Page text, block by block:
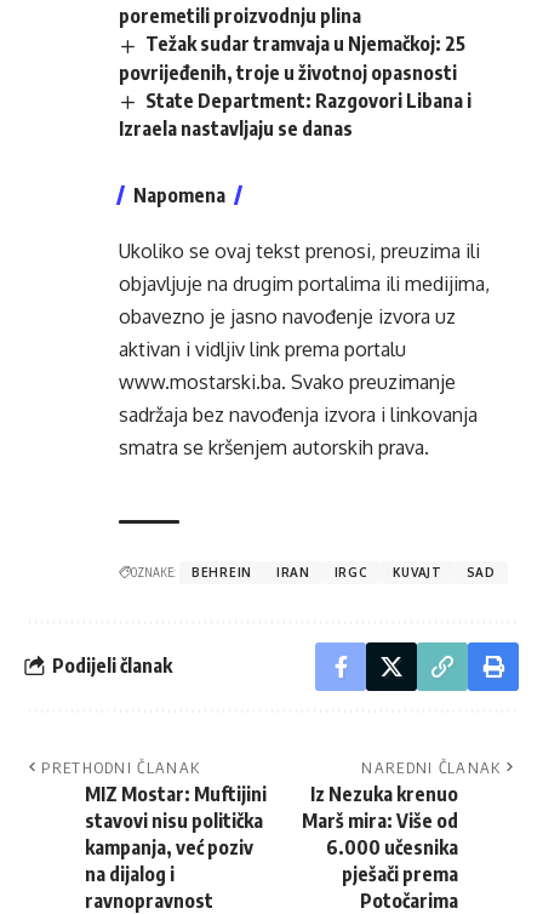
poremetili proizvodnju plina
Težak sudar tramvaja u Njemačkoj: 25
povrijeđenih, troje u životnoj opasnosti
State Department: Razgovori Libana i
Izraela nastavljaju se danas
Napomena
Ukoliko se ovaj tekst prenosi, preuzima ili
objavljuje na drugim portalima ili medijima,
obavezno je jasno navođenje izvora uz
aktivan i vidljiv link prema portalu
www.mostarski.ba. Svako preuzimanje
sadržaja bez navođenja izvora i linkovanja
smatra se kršenjem autorskih prava.
OZNAKE: BEHREIN IRAN IRGC KUVAJT SAD
Podijeli članak
PRETHODNI ČLANAK
MIZ Mostar: Muftijini
stavovi nisu politička
kampanja, već poziv
na dijalog i
ravnopravnost
NAREDNI ČLANAK
Iz Nezuka krenuo
Marš mira: Više od
6.000 učesnika
pješači prema
Potočarima